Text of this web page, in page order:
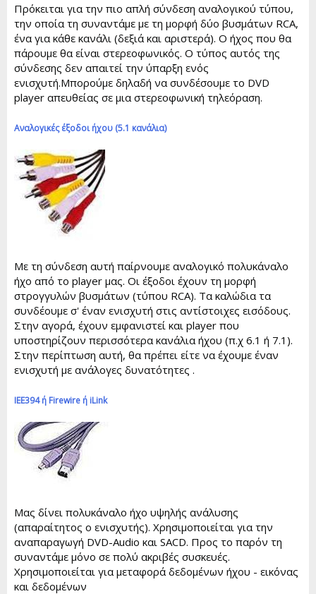
Πρόκειται για την πιο απλή σύνδεση αναλογικού τύπου,
την οποία τη συναντάμε με τη μορφή δύο βυσμάτων RCA,
ένα για κάθε κανάλι (δεξιά και αριστερά). Ο ήχος που θα
πάρουμε θα είναι στερεοφωνικός. Ο τύπος αυτός της
σύνδεσης δεν απαιτεί την ύπαρξη ενός
ενισχυτή.Μπορούμε δηλαδή να συνδέσουμε το DVD
player απευθείας σε μια στερεοφωνική τηλεόραση.
Αναλογικές έξοδοι ήχου (5.1 κανάλια)
Με τη σύνδεση αυτή παίρνουμε αναλογικό πολυκάναλο
ήχο από το player μας. Οι έξοδοι έχουν τη μορφή
στρογγυλών βυσμάτων (τύπου RCA). Τα καλώδια τα
συνδέουμε σ' έναν ενισχυτή στις αντίστοιχες εισόδους.
Στην αγορά, έχουν εμφανιστεί και player που
υποστηρίζουν περισσότερα κανάλια ήχου (π.χ 6.1 ή 7.1).
Στην περίπτωση αυτή, θα πρέπει είτε να έχουμε έναν
ενισχυτή με ανάλογες δυνατότητες .
ΙΕΕ394 ή Firewire ή iLink
Μας δίνει πολυκάναλο ήχο υψηλής ανάλυσης
(απαραίτητος ο ενισχυτής). Χρησιμοποιείται για την
αναπαραγωγή DVD-Audio και SACD. Προς το παρόν τη
συναντάμε μόνο σε πολύ ακριβές συσκευές.
Χρησιμοποιείται για μεταφορά δεδομένων ήχου - εικόνας
και δεδομένων